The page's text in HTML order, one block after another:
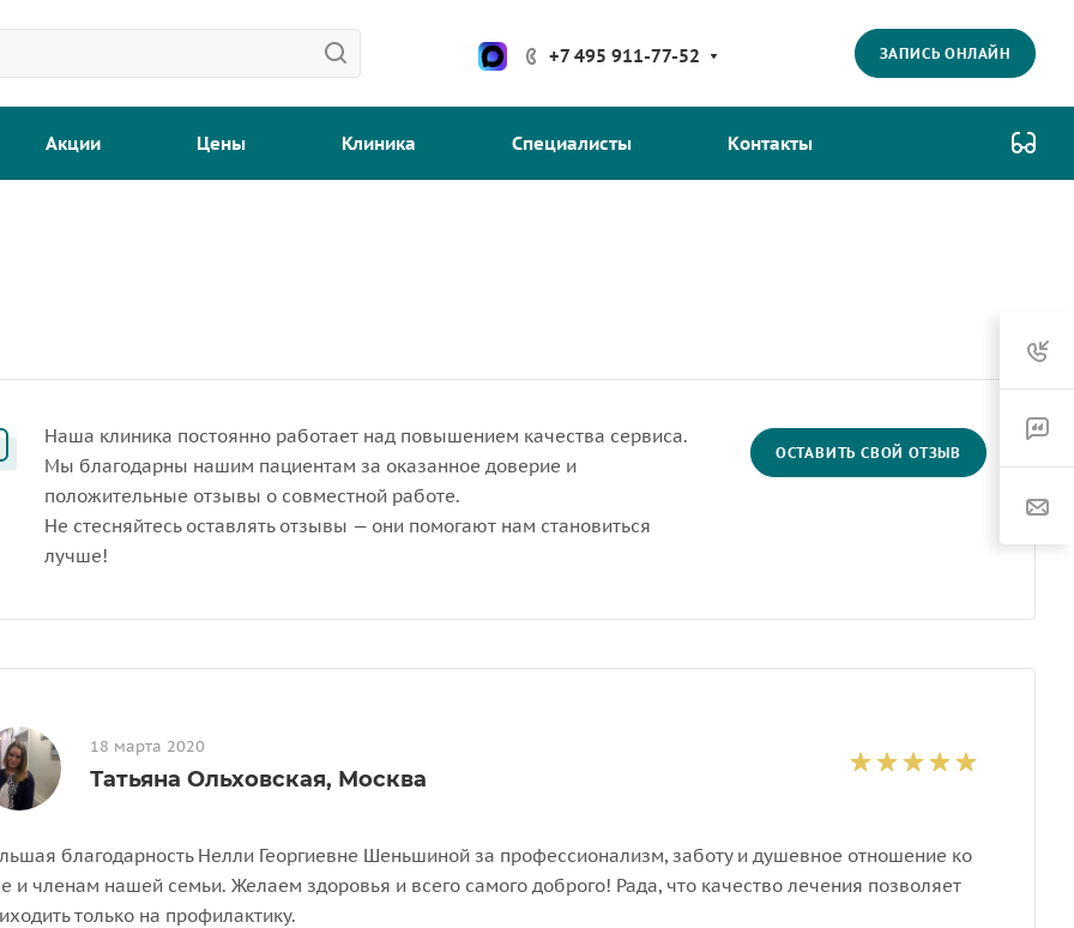
+7 495 911-77-52 ЗАПИСЬ ОНЛАЙН
Акции Цены Клиника Специалисты Контакты
Наша клиника постоянно работает над повышением качества сервиса.
Мы благодарны нашим пациентам за оказанное доверие и
положительные отзывы о совместной работе.
Не стесняйтесь оставлять отзывы — они помогают нам становиться
лучше!
ОСТАВИТЬ СВОЙ ОТЗЫВ
18 марта 2020
Татьяна Ольховская, Москва
благодарность Нелли Георгиевне Шеньшиной за профессионализм, заботу и душевное отношение ко
и членам нашей семьи. Желаем здоровья и всего самого доброго! Рада, что качество лечения позволяет
только на профилактику.